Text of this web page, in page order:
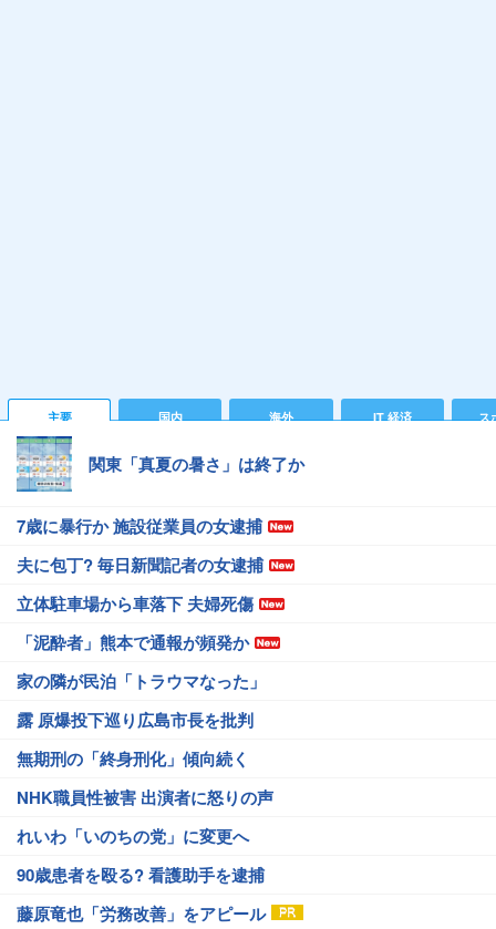
主要 国内 海外 IT 経済 ス
関東「真夏の暑さ」は終了か
7歳に暴行か 施設従業員の女逮捕
夫に包丁? 毎日新聞記者の女逮捕
立体駐車場から車落下 夫婦死傷
「泥酔者」熊本で通報が頻発か
家の隣が民泊「トラウマなった」
露 原爆投下巡り広島市長を批判
無期刑の「終身刑化」傾向続く
NHK職員性被害 出演者に怒りの声
れいわ「いのちの党」に変更へ
90歳患者を殴る? 看護助手を逮捕
藤原竜也「労務改善」をアピール